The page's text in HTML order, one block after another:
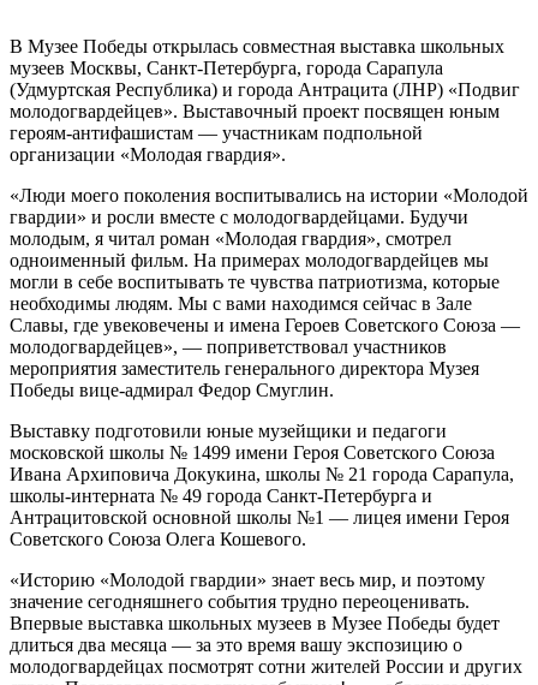
В Музее Победы открылась совместная выставка школьных
музеев Москвы, Санкт-Петербурга, города Сарапула
(Удмуртская Республика) и города Антрацита (ЛНР) «Подвиг
молодогвардейцев». Выставочный проект посвящен юным
героям-антифашистам — участникам подпольной
организации «Молодая гвардия».
«Люди моего поколения воспитывались на истории «Молодой
гвардии» и росли вместе с молодогвардейцами. Будучи
молодым, я читал роман «Молодая гвардия», смотрел
одноименный фильм. На примерах молодогвардейцев мы
могли в себе воспитывать те чувства патриотизма, которые
необходимы людям. Мы с вами находимся сейчас в Зале
Славы, где увековечены и имена Героев Советского Союза —
молодогвардейцев», — поприветствовал участников
мероприятия заместитель генерального директора Музея
Победы вице-адмирал Федор Смуглин.
Выставку подготовили юные музейщики и педагоги
московской школы № 1499 имени Героя Советского Союза
Ивана Архиповича Докукина, школы № 21 города Сарапула,
школы-интерната № 49 города Санкт-Петербурга и
Антрацитовской основной школы №1 — лицея имени Героя
Советского Союза Олега Кошевого.
«Историю «Молодой гвардии» знает весь мир, и поэтому
значение сегодняшнего события трудно переоценивать.
Впервые выставка школьных музеев в Музее Победы будет
длиться два месяца — за это время вашу экспозицию о
молодогвардейцах посмотрят сотни жителей России и других